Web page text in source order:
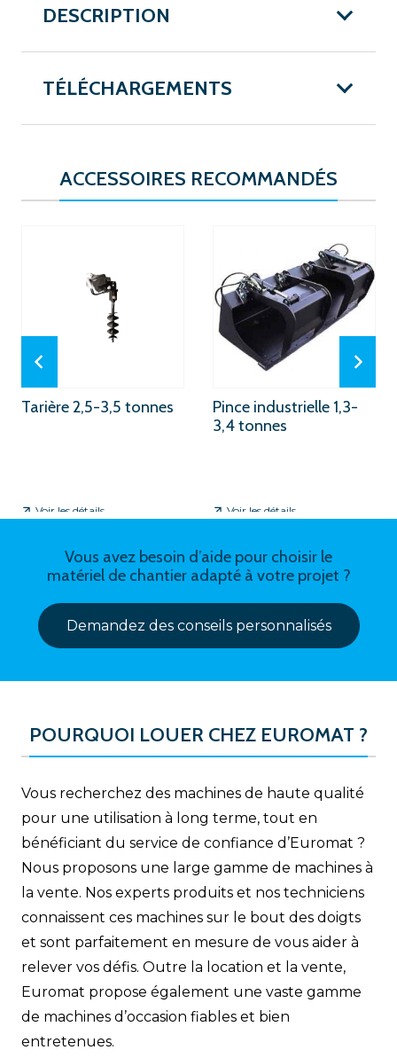
DESCRIPTION
TÉLÉCHARGEMENTS
ACCESSOIRES RECOMMANDÉS
Tarière 2,5-3,5 tonnes
Voir les détails
Pince industrielle 1,3-
3,4 tonnes
Voir les détails
Vous avez besoin d’aide pour choisir le
matériel de chantier adapté à votre projet ?
Demandez des conseils personnalisés
POURQUOI LOUER CHEZ EUROMAT ?
Vous recherchez des machines de haute qualité
pour une utilisation à long terme, tout en
bénéficiant du service de confiance d’Euromat ?
Nous proposons une large gamme de machines à
la vente. Nos experts produits et nos techniciens
connaissent ces machines sur le bout des doigts
et sont parfaitement en mesure de vous aider à
relever vos défis. Outre la location et la vente,
Euromat propose également une vaste gamme
de machines d’occasion fiables et bien
entretenues.